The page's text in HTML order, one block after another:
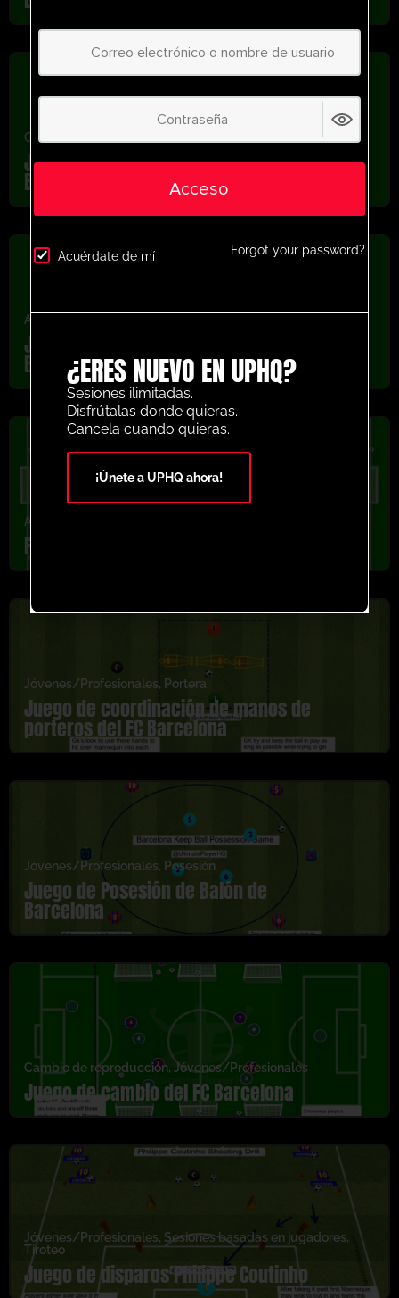
Cara a cara,Jóvenes/Profesionales,taladro gratis
Juego de Reacción al Primer Toque del FC
Barcelona
Agresora
Juego de ruptura de ataque del FC
Barcelona
Agresora
FC Barcelona Atacando SSG
Jóvenes/Profesionales, Portera
Juego de coordinación de manos de
porteros del FC Barcelona
Jóvenes/Profesionales, Posesión
Juego de Posesión de Balón de
Barcelona
Cambio de reproducción, Jóvenes/Profesionales
Juego de cambio del FC Barcelona
Jóvenes/Profesionales, Sesiones basadas en jugadores,
Tiroteo
Juego de disparos Philippe Coutinho
Acceso
Acuérdate de mí Forgot your password?
¿ERES NUEVO EN UPHQ?
Sesiones ilimitadas.
Disfrútalas donde quieras.
Cancela cuando quieras.
¡Únete a UPHQ ahora!